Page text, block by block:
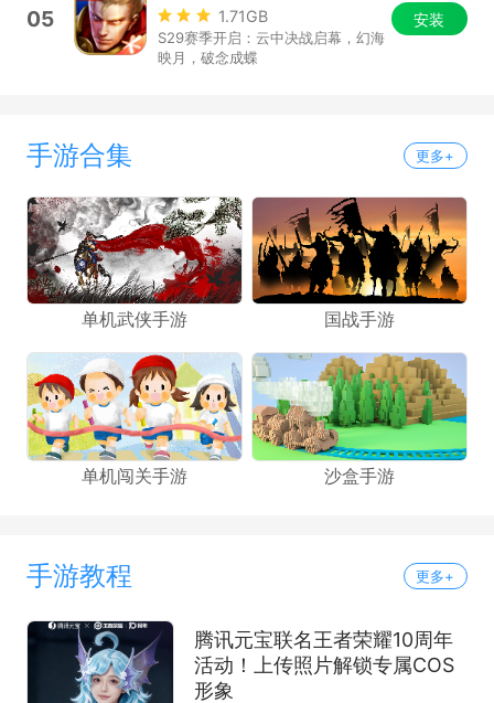
05 1.71GB
S29赛季开启：云中决战启幕，幻海
映月，破念成蝶
安装
手游合集 更多+
单机武侠手游 国战手游
单机闯关手游 沙盒手游
手游教程 更多+
腾讯元宝联名王者荣耀10周年
活动！上传照片解锁专属COS
形象